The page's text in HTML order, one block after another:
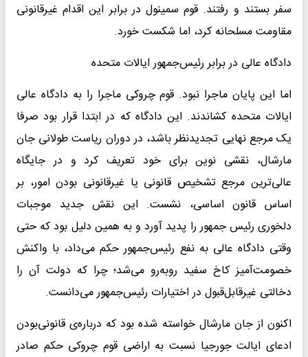
سفر بستند و رفتند. قوم سمینول در برابر این اقدام غیرقانونی
مقاومت مسلحانه کرد، اما شکست خورد.
دادگاه عالی در برابر رئیس‌جمهور ایالات متحده
اما این پایان ماجرا نبود. قوم چروکی ماجرا را به دادگاه عالی
ایالات متحده کشاندند. این دادگاه که در ابتدا قرار بود صرفا
یک مرجع نهایی تجدیدنظر باشد، در دوران ریاست طولانی جان
مارشال، نقشی نوین برای خود تعریف کرد و در جایگاه
عالی‌ترین مرجع تشخیص قانونی یا غیرقانونی بودن امور، بر
اساس قانون اساسی، نشست. این نقش جدید موجبات
دلخوری رئیس جمهور را پدید آورد و به همین دلیل بود که حتی
وقتی دادگاه عالی به نفع رئیس‌جمهور حکم می‌داد، با واکنش
خصومت‌آمیز کاخ سفید روبه‌رو می‌شد؛ چرا که دولت آن را
دخالتی غیرقابل‌قبول در اختیارات رئیس‌جمهور می‌دانست.
اکنون از جان مارشال خواسته شده بود که درباره‌ی قانونی‌بودن
ادعای ایالت جورجیا نسبت به اراضی قوم چروکی حکم صادر